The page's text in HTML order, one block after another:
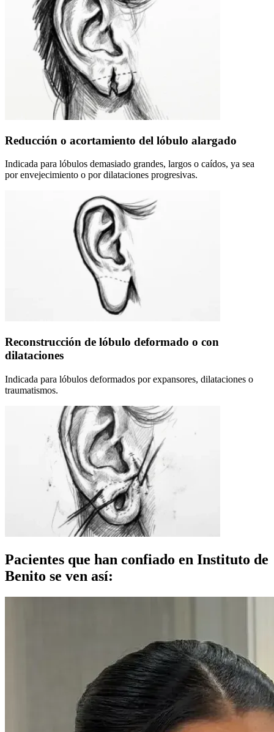
Reducción o acortamiento del lóbulo alargado
Indicada para lóbulos demasiado grandes, largos o caídos, ya sea
por envejecimiento o por dilataciones progresivas.
Reconstrucción de lóbulo deformado o con
dilataciones
Indicada para lóbulos deformados por expansores, dilataciones o
traumatismos.
Pacientes que han confiado en Instituto de
Benito se ven así: